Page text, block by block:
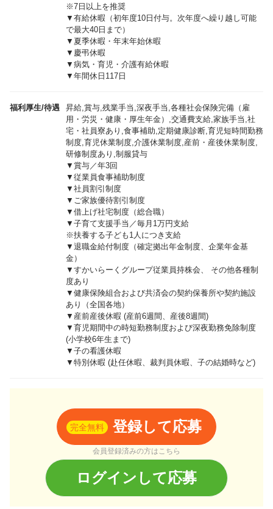
※7日以上を推奨
▼有給休暇（初年度10日付与。次年度へ繰り越し可能
で最大40日まで）
▼夏季休暇・年末年始休暇
▼慶弔休暇
▼病気・育児・介護有給休暇
▼年間休日117日
福利厚生/待遇
昇給,賞与,残業手当,深夜手当,各種社会保険完備（雇
用・労災・健康・厚生年金）,交通費支給,家族手当,社
宅・社員寮あり,食事補助,定期健康診断,育児短時間勤務
制度,育児休業制度,介護休業制度,産前・産後休業制度,
研修制度あり,制服貸与
▼賞与／年3回
▼従業員食事補助制度
▼社員割引制度
▼ご家族優待割引制度
▼借上げ社宅制度（総合職）
▼子育て支援手当／毎月1万円支給
※扶養する子ども1人につき支給
▼退職金給付制度（確定拠出年金制度、企業年金基
金）
▼すかいらーくグループ従業員持株会、 その他各種制
度あり
▼健康保険組合および共済会の契約保養所や契約施設
あり（全国各地）
▼産前産後休暇 (産前6週間、産後8週間)
▼育児期間中の時短勤務制度および深夜勤務免除制度
(小学校6年生まで)
▼子の看護休暇
▼特別休暇 (赴任休暇、裁判員休暇、子の結婚時など)
完全無料 登録して応募
会員登録済みの方はこちら
ログインして応募